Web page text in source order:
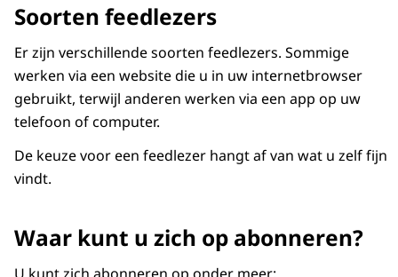
Soorten feedlezers
Er zijn verschillende soorten feedlezers. Sommige
werken via een website die u in uw internetbrowser
gebruikt, terwijl anderen werken via een app op uw
telefoon of computer.
De keuze voor een feedlezer hangt af van wat u zelf fijn
vindt.
Waar kunt u zich op abonneren?